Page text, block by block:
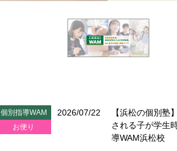
個別指導WAM
お便り
2026/07/22
【浜松の個別塾
される子が学生
導WAM浜松校